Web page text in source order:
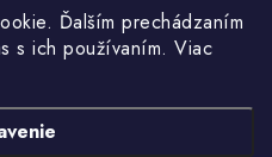
Ďalším prechádzaním
s ich používaním. Viac